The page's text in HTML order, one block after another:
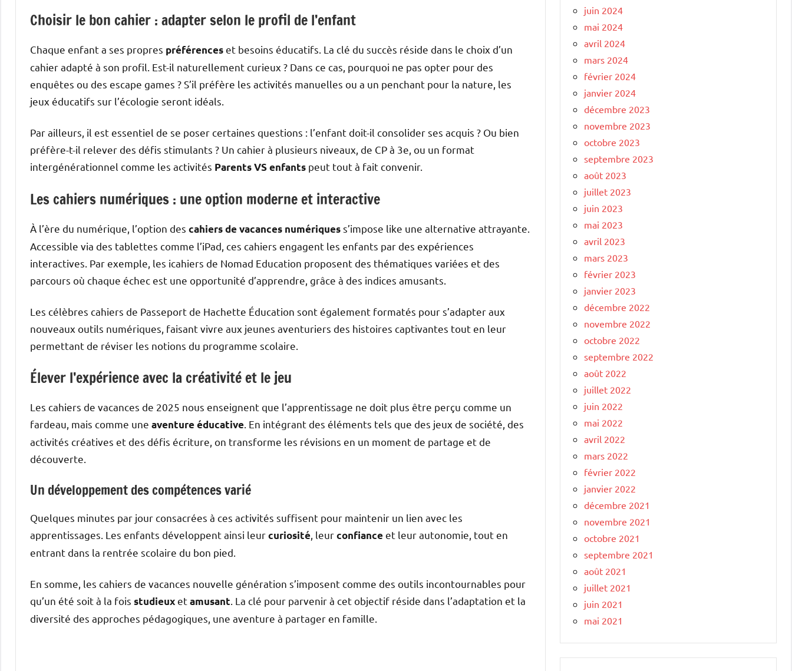
Choisir le bon cahier : adapter selon le profil de l’enfant
Chaque enfant a ses propres préférenceset besoins éducatifs. La clé du succès réside dans le choix d’un
cahier adapté à son profil. Est-il naturellement curieux ? Dans ce cas, pourquoi ne pas opter pour des
enquêtes ou des escape games ? S’il préfère les activités manuelles ou a un penchant pour la nature, les
jeux éducatifs sur l’écologie seront idéals.
Par ailleurs, il est essentiel de se poser certaines questions : l’enfant doit-il consolider ses acquis ? Ou bien
préfère-t-il relever des défis stimulants ? Un cahier à plusieurs niveaux, de CP à 3e, ou un format
intergénérationnel comme les activités Parents VS enfants peut tout à fait convenir.
Les cahiers numériques : une option moderne et interactive
À l’ère du numérique, l’option des cahiers de vacances numériquess’impose like une alternative attrayante.
Accessible via des tablettes comme l’iPad, ces cahiers engagent les enfants par des expériences
interactives. Par exemple, les icahiers de Nomad Education proposent des thématiques variées et des
parcours où chaque échec est une opportunité d’apprendre, grâce à des indices amusants.
Les célèbres cahiers de Passeport de Hachette Éducation sont également formatés pour s’adapter aux
nouveaux outils numériques, faisant vivre aux jeunes aventuriers des histoires captivantes tout en leur
permettant de réviser les notions du programme scolaire.
Élever l’expérience avec la créativité et le jeu
Les cahiers de vacances de 2025 nous enseignent que l’apprentissage ne doit plus être perçu comme un
fardeau, mais comme une aventure éducative. En intégrant des éléments tels que des jeux de société, des
activités créatives et des défis écriture, on transforme les révisions en un moment de partage et de
découverte.
Un développement des compétences varié
Quelques minutes par jour consacrées à ces activités suffisent pour maintenir un lien avec les
apprentissages. Les enfants développent ainsi leurcuriosité , leurconfianceet leur autonomie, tout en
entrant dans la rentrée scolaire du bon pied.
En somme, les cahiers de vacances nouvelle génération s’imposent comme des outils incontournables pour
qu’un été soit à la fois studieuxetamusant . La clé pour parvenir à cet objectif réside dans l’adaptation et la
diversité des approches pédagogiques, une aventure à partager en famille.
juin 2024
mai 2024
avril 2024
mars 2024
février 2024
janvier 2024
décembre 2023
novembre 2023
octobre 2023
septembre 2023
août 2023
juillet 2023
juin 2023
mai 2023
avril 2023
mars 2023
février 2023
janvier 2023
décembre 2022
novembre 2022
octobre 2022
septembre 2022
août 2022
juillet 2022
juin 2022
mai 2022
avril 2022
mars 2022
février 2022
janvier 2022
décembre 2021
novembre 2021
octobre 2021
septembre 2021
août 2021
juillet 2021
juin 2021
mai 2021